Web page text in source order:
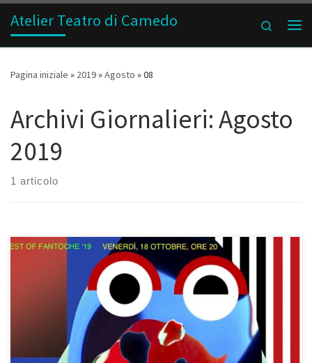
Passa al contenuto
Atelier Teatro di Camedo
Search
Pagina iniziale » 2019»Agosto »08
Archivi Giornalieri:Agosto
2019
1 articolo